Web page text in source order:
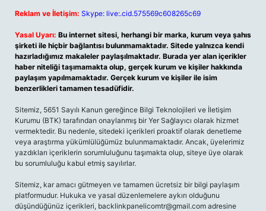
Reklam ve İletişim: Skype: live:.cid.575569c608265c69
Yasal Uyarı: Bu internet sitesi, herhangi bir marka, kurum veya şahıs
şirketi ile hiçbir bağlantısı bulunmamaktadır. Sitede yalnızca kendi
hazırladığımız makaleler paylaşılmaktadır. Burada yer alan içerikler
haber niteliği taşımamakta olup, gerçek kurum ve kişiler hakkında
paylaşım yapılmamaktadır. Gerçek kurum ve kişiler ile isim
benzerlikleri tamamen tesadüfidir.
Sitemiz, 5651 Sayılı Kanun gereğince Bilgi Teknolojileri ve İletişim
Kurumu (BTK) tarafından onaylanmış bir Yer Sağlayıcı olarak hizmet
vermektedir. Bu nedenle, sitedeki içerikleri proaktif olarak denetleme
veya araştırma yükümlülüğümüz bulunmamaktadır. Ancak, üyelerimiz
yazdıkları içeriklerin sorumluluğunu taşımakta olup, siteye üye olarak
bu sorumluluğu kabul etmiş sayılırlar.
Sitemiz, kar amacı gütmeyen ve tamamen ücretsiz bir bilgi paylaşım
platformudur. Hukuka ve yasal düzenlemelere aykırı olduğunu
düşündüğünüz içerikleri, backlinkpanelicomtr@gmail.com adresine